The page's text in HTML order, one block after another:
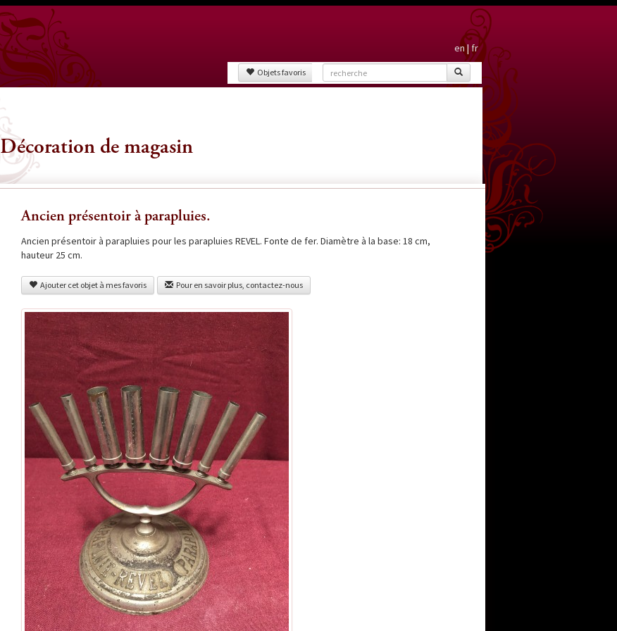
en|fr
Objets favoris
Décoration de magasin
Ancien présentoir à parapluies.
Ancien présentoir à parapluies pour les parapluies REVEL. Fonte de fer. Diamètre à la base: 18 cm,
hauteur 25 cm.
Ajouter cet objet à mes favoris Pour en savoir plus, contactez-nous